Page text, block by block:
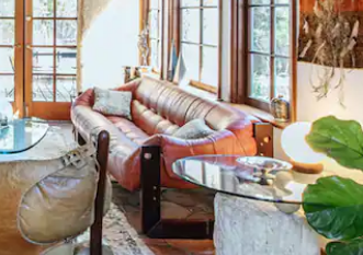
e poshtë ose eksploro duke prekur ose duke